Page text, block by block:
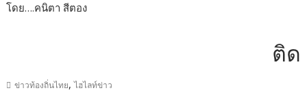
โดย….คนิตา สีตอง
ติดต่อ
ข่าวท้องถิ่นไทย,ไฮไลท์ข่าว